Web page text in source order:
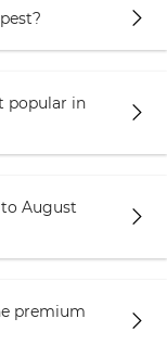
включает
и бокалы.
наши
popular in
August
premium